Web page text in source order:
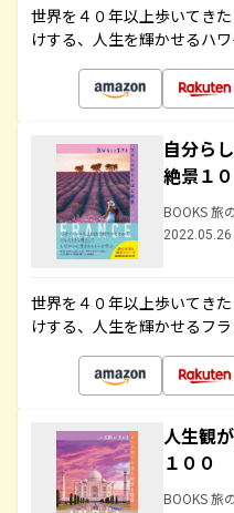
世界を４０年以上歩いてき
けする、人生を輝かせるハ
自分ら
絶景１
BOOKS 旅
2022.05.26
世界を４０年以上歩いてき
けする、人生を輝かせるフ
人生観
１００
BOOKS 旅